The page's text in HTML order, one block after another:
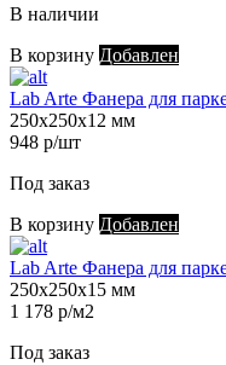
В наличии
В корзину Добавлен
Lab Arte Фанера для
250х250х12 мм
948 р/шт
Под заказ
В корзину Добавлен
Lab Arte Фанера для
250х250х15 мм
1 178 р/м2
Под заказ